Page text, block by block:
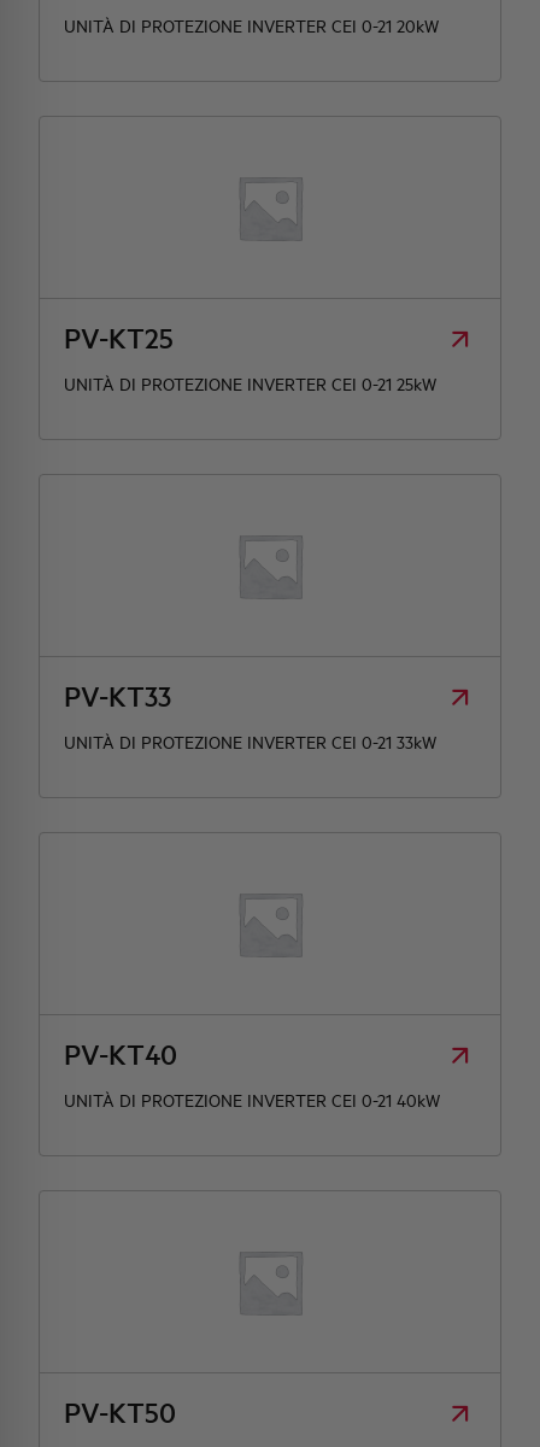
UNITÀ DI PROTEZIONE INVERTER CEI 0-21 20kW
PV-KT25
UNITÀ DI PROTEZIONE INVERTER CEI 0-21 25kW
PV-KT33
UNITÀ DI PROTEZIONE INVERTER CEI 0-21 33kW
PV-KT40
UNITÀ DI PROTEZIONE INVERTER CEI 0-21 40kW
PV-KT50